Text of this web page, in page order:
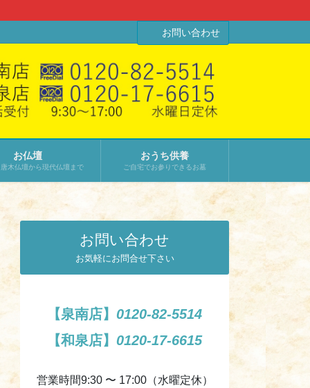
お問い合わせ
お仏壇
木仏壇から現代仏壇まで
おうち供養
ご自宅でお参りできるお墓
お問い合わせ
お気軽にお問合せ下さい
【泉南店】 0120-82-5514
【和泉店】 0120-17-6615
営業時間9:30 〜 17:00（水曜定休）